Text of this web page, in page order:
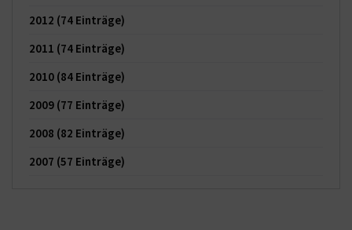
2012 (74 Einträge)
2011 (74 Einträge)
2010 (84 Einträge)
2009 (77 Einträge)
2008 (82 Einträge)
2007 (57 Einträge)